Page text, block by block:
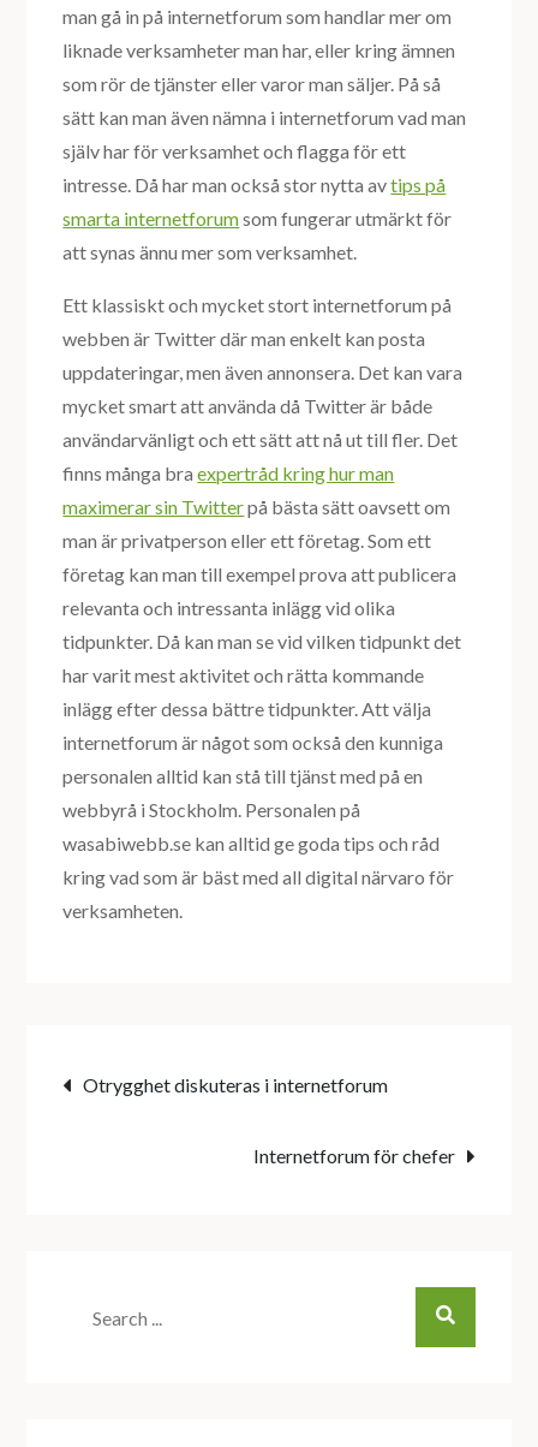
man gå in på internetforum som handlar mer om
liknade verksamheter man har, eller kring ämnen
som rör de tjänster eller varor man säljer. På så
sätt kan man även nämna i internetforum vad man
själv har för verksamhet och flagga för ett
intresse. Då har man också stor nytta avtips på
smarta internetforumsom fungerar utmärkt för
att synas ännu mer som verksamhet.
Ett klassiskt och mycket stort internetforum på
webben är Twitter där man enkelt kan posta
uppdateringar, men även annonsera. Det kan vara
mycket smart att använda då Twitter är både
användarvänligt och ett sätt att nå ut till fler. Det
finns många braexpertråd kring hur man
maximerar sin Twitterpå bästa sätt oavsett om
man är privatperson eller ett företag. Som ett
företag kan man till exempel prova att publicera
relevanta och intressanta inlägg vid olika
tidpunkter. Då kan man se vid vilken tidpunkt det
har varit mest aktivitet och rätta kommande
inlägg efter dessa bättre tidpunkter. Att välja
internetforum är något som också den kunniga
personalen alltid kan stå till tjänst med på en
webbyrå i Stockholm. Personalen på
wasabiwebb.se kan alltid ge goda tips och råd
kring vad som är bäst med all digital närvaro för
verksamheten.
Inläggsnavigering
Otrygghet diskuteras i internetforum
Internetforum för chefer